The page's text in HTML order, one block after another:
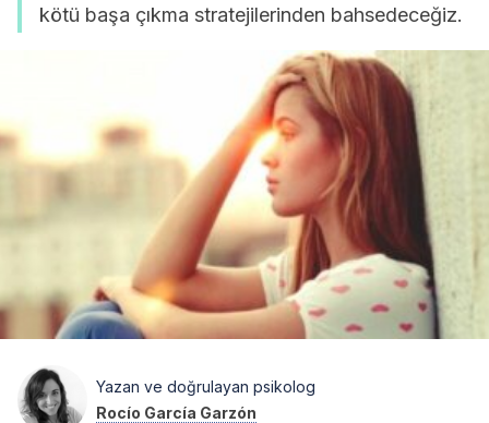
kötü başa çıkma stratejilerinden bahsedeceğiz.
Yazan ve doğrulayan psikolog
Rocío García Garzón